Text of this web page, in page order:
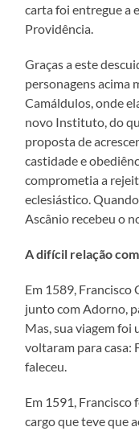
carta foi entregue a
Providência.
Graças a este
personagens acima
Camáldulos, onde
novo Instituto, do
proposta de
castidade e
comprometia a
eclesiástico.
Ascânio recebeu o
A difícil relação
Em 1589, Francisco
junto com Adorno,
Mas, sua viagem foi
voltaram para casa:
faleceu.
Em 1591,
cargo que teve que